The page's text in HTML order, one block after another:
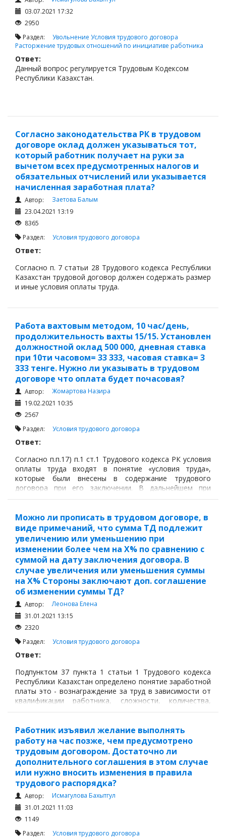
03.07.2021 17:32
2950
Раздел: Увольнение Условия трудового договора
Расторжение трудовых отношений по инициативе работника
Ответ:
Данный вопрос регулируется Трудовым Кодексом
Республики Казахстан.
Согласно законодательства РК в трудовом
договоре оклад должен указываться тот,
который работник получает на руки за
вычетом всех предусмотренных налогов и
обязательных отчислений или указывается
начисленная заработная плата?
Автор:
Заетова Балым
23.04.2021 13:19
8365
Раздел: Условия трудового договора
Ответ:
Согласно п. 7 статьи 28 Трудового кодекса Республики
Казахстан трудовой договор должен содержать размер
и иные условия оплаты труда.
Работа вахтовым методом, 10 час/день,
продолжительность вахты 15/15. Установлен
должностной оклад 500 000, дневная ставка
при 10ти часовом= 33 333, часовая ставка= 3
333 тенге. Нужно ли указывать в трудовом
договоре что оплата будет почасовая?
Автор:
Жомартова Назира
19.02.2021 10:35
2567
Раздел: Условия трудового договора
Ответ:
Согласно п.п.17) п.1 ст.1 Трудового кодекса РК условия
оплаты труда входят в понятие «условия труда»,
которые были внесены в содержание трудового
договора при его заключении. В дальнейшем при
изменении условий труда в трудовой договор вносятся
дополнительным соглашением к трудовому договору.
Можно ли прописать в трудовом договоре, в
виде примечаний, что сумма ТД подлежит
увеличению или уменьшению при
изменении более чем на Х% по сравнению с
суммой на дату заключения договора. В
случае увеличения или уменьшения суммы
на Х% Стороны заключают доп. соглашение
об изменении суммы ТД?
Автор:
Леонова Елена
31.01.2021 13:15
2320
Раздел: Условия трудового договора
Ответ:
Подпунктом 37 пункта 1 статьи 1 Трудового кодекса
Республики Казахстан определено понятие заработной
платы это - вознаграждение за труд в зависимости от
квалификации работника, сложности, количества,
качества и условий выполняемой работы, а также
характера.
Работник изъявил желание выполнять
работу на час позже, чем предусмотрено
трудовым договором. Достаточно ли
дополнительного соглашения в этом случае
или нужно вносить изменения в правила
трудового распорядка?
Автор:
Исмагулова Бахытгул
31.01.2021 11:03
1149
Раздел: Условия трудового договора